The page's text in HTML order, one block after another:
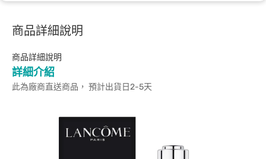
商品詳細說明
商品詳細說明
詳細介紹
此為廠商直送商品， 預計出貨日2-5天